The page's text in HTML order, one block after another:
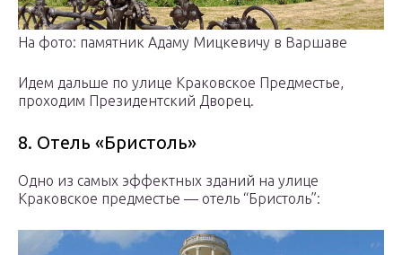
На фото: памятник Адаму Мицкевичу в Варшаве
Идем дальше по улице Краковское Предместье,
проходим Президентский Дворец.
8. Отель «Бристоль»
Одно из самых эффектных зданий на улице
Краковское предместье — отель “Бристоль”: